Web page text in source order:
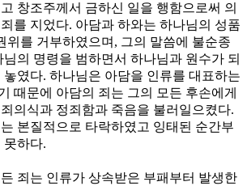
창조주께서 금하신 일을 행함으로써 의
를 지었다. 아담과 하와는 하나님의 성품
위를 거부하였으며, 그의 말씀에 불순종
의 명령을 범하면서 하나님과 원수가 되
였다. 하나님은 아담을 인류를 대표하는
때문에 아담의 죄는 그의 모든 후손에게
의식과 정죄함과 죽음을 불러일으켰다.
본질적으로 타락하였고 잉태된 순간부
못하다.
죄는 인류가 상속받은 부패부터 발생한